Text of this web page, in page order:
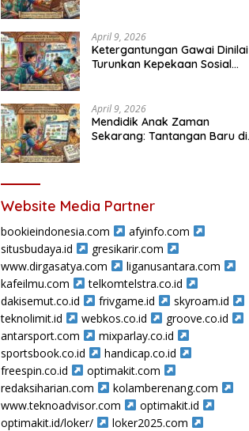
April 9, 2026
Ketergantungan Gawai Dinilai
Turunkan Kepekaan Sosial
April 9, 2026
Mendidik Anak Zaman
Sekarang: Tantangan Baru di
Website Media Partner
bookieindonesia.com
afyinfo.com
situsbudaya.id
gresikarir.com
www.dirgasatya.com
liganusantara.com
kafeilmu.com
telkomtelstra.co.id
dakisemut.co.id
frivgame.id
skyroam.id
teknolimit.id
webkos.co.id
groove.co.id
antarsport.com
mixparlay.co.id
sportsbook.co.id
handicap.co.id
freespin.co.id
optimakit.com
redaksiharian.com
kolamberenang.com
www.teknoadvisor.com
optimakit.id
optimakit.id/loker/
loker2025.com